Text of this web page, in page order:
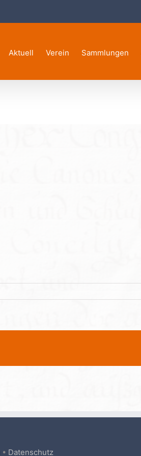
Aktuell Verein Sammlungen
• Datenschutz